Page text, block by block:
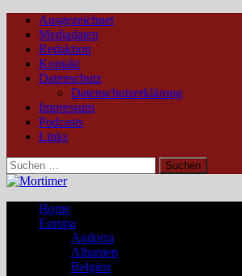
Ausgezeichnet
Mediadaten
Redaktion
Kontakt
Datenschutz
Datenschutzerklärung
Impressum
Podcasts
Links
Suchen
nach:
Home
Europa
Andorra
Albanien
Belgien